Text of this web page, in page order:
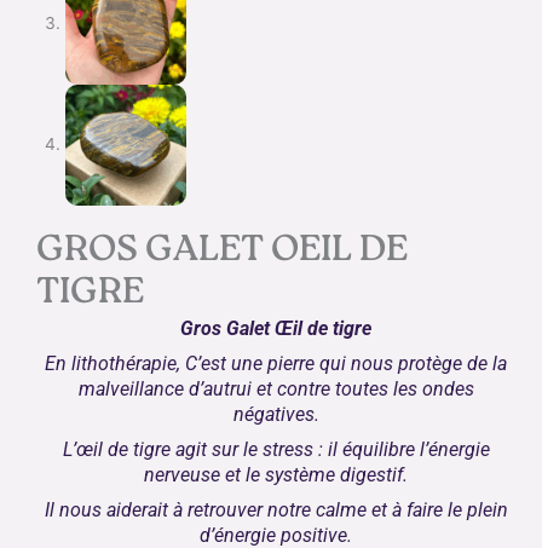
GROS GALET OEIL DE
TIGRE
Gros Galet Œil de tigre
En lithothérapie, C’est une pierre qui nous protège de la
malveillance d’autrui et contre toutes les ondes
négatives.
L’œil de tigre agit sur le stress : il équilibre l’énergie
nerveuse et le système digestif.
Il nous aiderait à retrouver notre calme et à faire le plein
d’énergie positive.